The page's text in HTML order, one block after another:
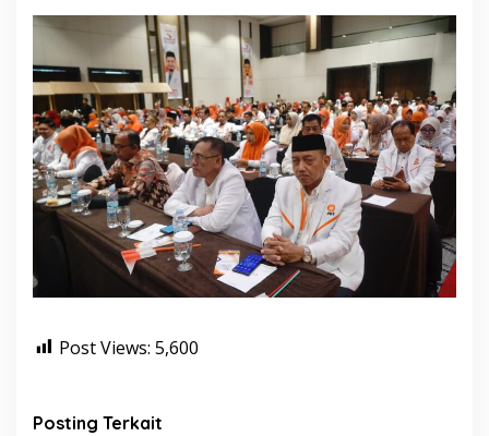
g
m
b
a
n
g
a
n
S
D
M
P
e
r
a
n
Post Views: 5,600
Posting Terkait